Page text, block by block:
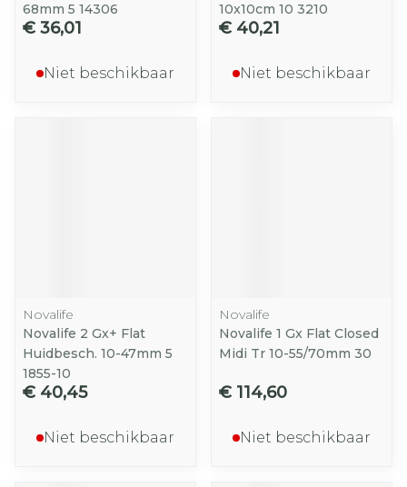
68mm 5 14306
€ 36,01
Niet beschikbaar
10x10cm 10 3210
€ 40,21
Niet beschikbaar
Novalife
Novalife 2 Gx+ Flat
Huidbesch. 10-47mm 5
1855-10
€ 40,45
Niet beschikbaar
Novalife
Novalife 1 Gx Flat Closed
Midi Tr 10-55/70mm 30
€ 114,60
Niet beschikbaar